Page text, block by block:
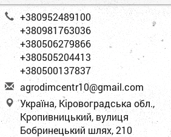
+380952489100
+380981763036
+380506279866
+380505204413
+380500137837
agrodimcentr10@gmail.com
Україна, Кіровоградська обл.,
Кропивницький, вулиця
Бобринецький шлях, 210